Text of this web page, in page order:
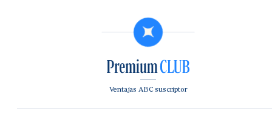
Ventajas ABC suscriptor